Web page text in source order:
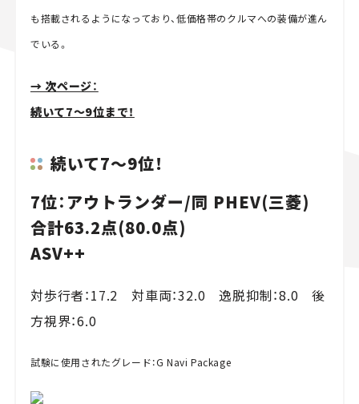
も搭載されるようになっており、低価格帯のクルマへの装備が進ん
でいる。
→ 次ページ：
続いて7～9位まで！
続いて7～9位！
7位：アウトランダー/同 PHEV(三菱)
合計63.2点(80.0点)
ASV++
対歩行者：17.2 対車両：32.0 逸脱抑制：8.0 後
方視界：6.0
試験に使用されたグレード：G Navi Package